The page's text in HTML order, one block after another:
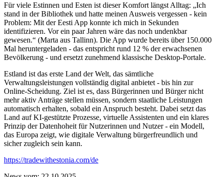
Für viele Estinnen und Esten ist dieser Komfort längst Alltag: „Ich
stand in der Bibliothek und hatte meinen Ausweis vergessen - kein
Problem: Mit der Eesti App konnte ich mich in Sekunden
identifizieren. Vor ein paar Jahren wäre das noch undenkbar
gewesen.“ (Marta aus Tallinn). Die App wurde bereits über 150.000
Mal heruntergeladen - das entspricht rund 12 % der erwachsenen
Bevölkerung - und ersetzt zunehmend klassische Desktop-Portale.
Estland ist das erste Land der Welt, das sämtliche
Verwaltungsleistungen vollständig digital anbietet - bis hin zur
Online-Scheidung. Ziel ist es, dass Bürgerinnen und Bürger nicht
mehr aktiv Anträge stellen müssen, sondern staatliche Leistungen
automatisch erhalten, sobald ein Anspruch besteht. Dabei setzt das
Land auf KI-gestützte Prozesse, virtuelle Assistenten und ein klares
Prinzip der Datenhoheit für Nutzerinnen und Nutzer - ein Modell,
das Europa zeigt, wie digitale Verwaltung bürgerfreundlich und
sicher zugleich sein kann.
https://tradewithestonia.com/de